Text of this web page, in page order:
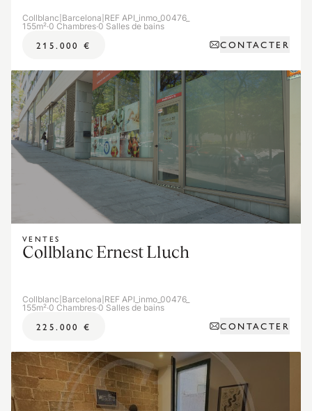
Collblanc|Barcelona|REF API_inmo_00476_
155m²·0 Chambres·0 Salles de bains
215.000 € CONTACTER
VENTES
Collblanc Ernest Lluch
Collblanc|Barcelona|REF API_inmo_00476_
155m²·0 Chambres·0 Salles de bains
225.000 € CONTACTER